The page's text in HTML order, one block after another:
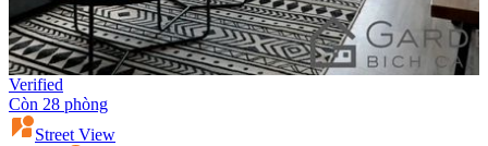
Verified
Còn 28 phòng
Street View